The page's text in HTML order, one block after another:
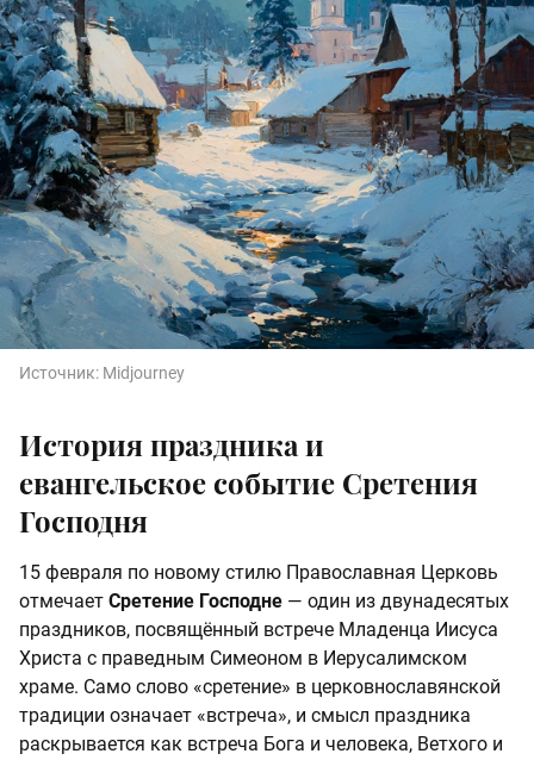
Источник: Midjourney
История праздника и
евангельское событие Сретения
Господня
15 февраля по новому стилю Православная Церковь
отмечает Сретение Господне — один из двунадесятых
праздников, посвящённый встрече Младенца Иисуса
Христа с праведным Симеоном в Иерусалимском
храме. Само слово «сретение» в церковнославянской
традиции означает «встреча», и смысл праздника
раскрывается как встреча Бога и человека, Ветхого и